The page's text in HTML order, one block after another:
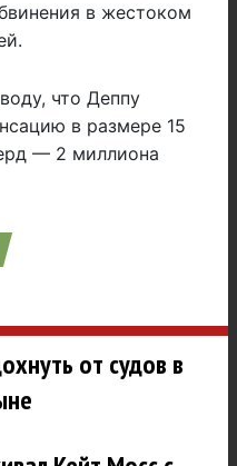
в жестоком
что Деппу
в размере 15
— 2 миллиона
от судов в